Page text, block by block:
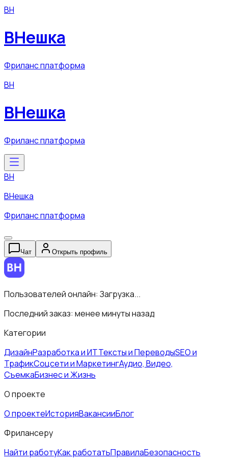
ВН
ВНешка
Фриланс платформа
ВН
ВНешка
Фриланс платформа
ВН
ВНешка
Фриланс платформа
Чат Открыть профиль
Пользователей онлайн: Загрузка...
Последний заказ: менее минуты назад
Категории
ДизайнРазработка и ИТТексты и ПереводыSEO и
ТрафикСоцсети и МаркетингАудио, Видео,
СъемкаБизнес и Жизнь
О проекте
О проектеИсторияВакансииБлог
Фрилансеру
Найти работуКак работатьПравилаБезопасность